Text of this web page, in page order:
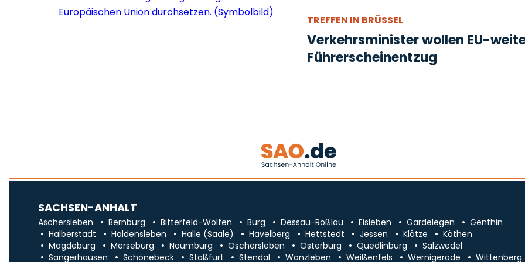
TREFFEN IN BRÜSSEL
Verkehrsminister wollen EU-
Führerscheinentzug
SACHSEN-ANHALT
Aschersleben Bernburg Bitterfeld-Wolfen Burg Dessau-Roßlau Eisleben Gardelegen
Genthin
Halberstadt
Haldensleben Halle (Saale) Havelberg Hettstedt Jessen Klötze
Köthen
Magdeburg
Merseburg Naumburg Oschersleben Osterburg Quedlinburg
Salzwedel
Sangerhausen
Schönebeck Staßfurt Stendal Wanzleben Weißenfels Wernigerode Wittenberg